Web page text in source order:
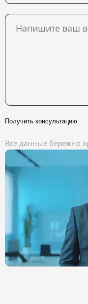
Получить консультацию
Все данные бережно